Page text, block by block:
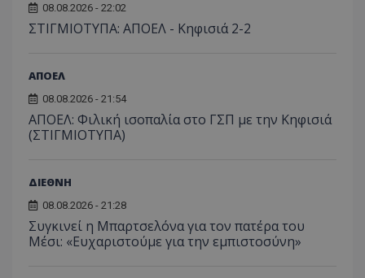
08.08.2026 - 22:02
ΣΤΙΓΜΙΟΤΥΠΑ: ΑΠΟΕΛ - Κηφισιά 2-2
ΑΠΟΕΛ
08.08.2026 - 21:54
ΑΠΟΕΛ: Φιλική ισοπαλία στο ΓΣΠ με την Κηφισιά
(ΣΤΙΓΜΙΟΤΥΠΑ)
ΔΙΕΘΝΗ
08.08.2026 - 21:28
Συγκινεί η Μπαρτσελόνα για τον πατέρα του
Μέσι: «Ευχαριστούμε για την εμπιστοσύνη»